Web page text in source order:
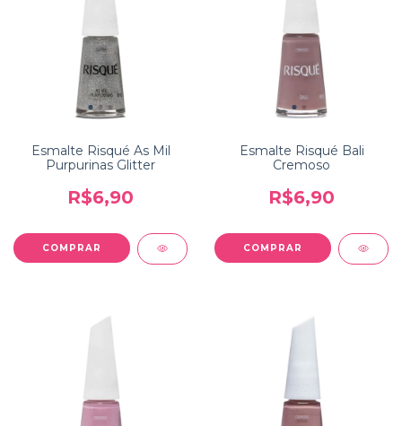
Esmalte Risqué As Mil
Purpurinas Glitter
R$6,90
Esmalte Risqué Bali
Cremoso
R$6,90